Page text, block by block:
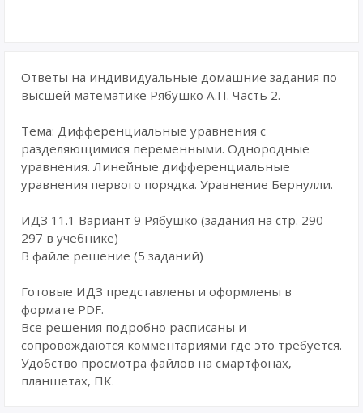
Ответы на индивидуальные домашние задания по
высшей математике Рябушко А.П. Часть 2.
Тема: Дифференциальные уравнения с
разделяющимися переменными. Однородные
уравнения. Линейные дифференциальные
уравнения первого порядка. Уравнение Бернулли.
ИДЗ 11.1 Вариант 9 Рябушко (задания на стр. 290-
297 в учебнике)
В файле решение (5 заданий)
Готовые ИДЗ представлены и оформлены в
формате PDF.
Все решения подробно расписаны и
сопровождаются комментариями где это требуется.
Удобство просмотра файлов на смартфонах,
планшетах, ПК.